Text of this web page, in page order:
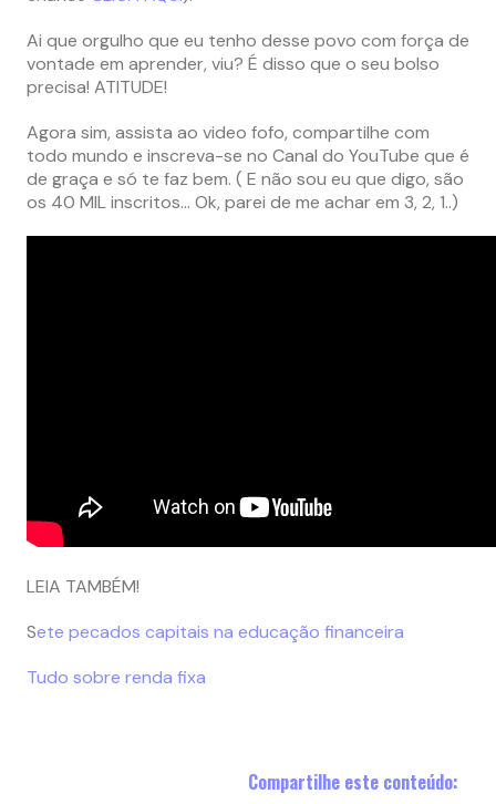
Ai que orgulho que eu tenho desse povo com força de
vontade em aprender, viu? É disso que o seu bolso
precisa! ATITUDE!
Agora sim, assista ao video fofo, compartilhe com
todo mundo e inscreva-se no Canal do YouTube que é
de graça e só te faz bem. ( E não sou eu que digo, são
os 40 MIL inscritos… Ok, parei de me achar em 3, 2, 1..)
LEIA TAMBÉM!
Sete pecados capitais na educação financeira
Tudo sobre renda fixa
Compartilhe este conteúdo: